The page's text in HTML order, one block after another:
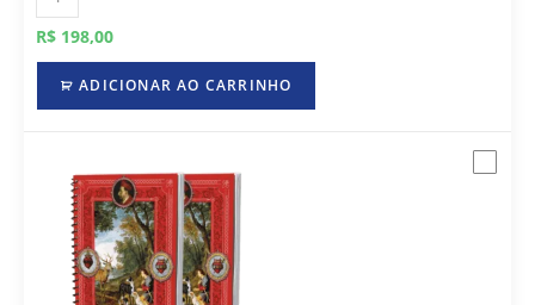
R$ 198,00
ADICIONAR AO CARRINHO